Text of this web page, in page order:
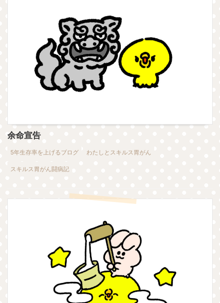
余命宣告
5年生存率を上げるブログ わたしとスキルス胃がん
スキルス胃がん闘病記